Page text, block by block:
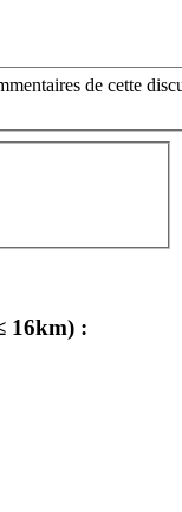
de cette
16km) :